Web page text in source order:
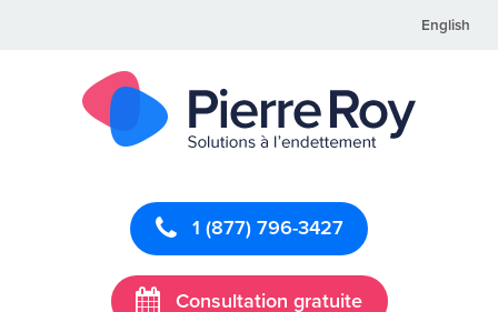
English
1 (877) 796-3427
Consultation gratuite